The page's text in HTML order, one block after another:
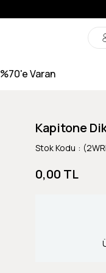
%70'e Varan
Kapitone
Stok Kodu
0,00 TL